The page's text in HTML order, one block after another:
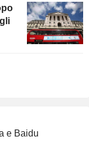
e Baidu